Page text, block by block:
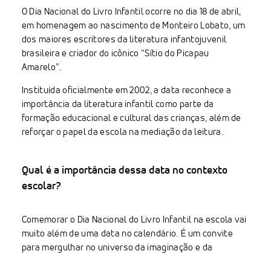
O Dia Nacional do Livro Infantil ocorre no dia 18 de abril,
em homenagem ao nascimento de Monteiro Lobato, um
dos maiores escritores da literatura infantojuvenil
brasileira e criador do icônico “Sítio do Picapau
Amarelo”.
Instituída oficialmente em 2002, a data reconhece a
importância da literatura infantil como parte da
formação educacional e cultural das crianças, além de
reforçar o papel da escola na mediação da leitura.
Qual é a importância dessa data no contexto
escolar?
Comemorar o Dia Nacional do Livro Infantil na escola vai
muito além de uma data no calendário. É um convite
para mergulhar no universo da imaginação e da